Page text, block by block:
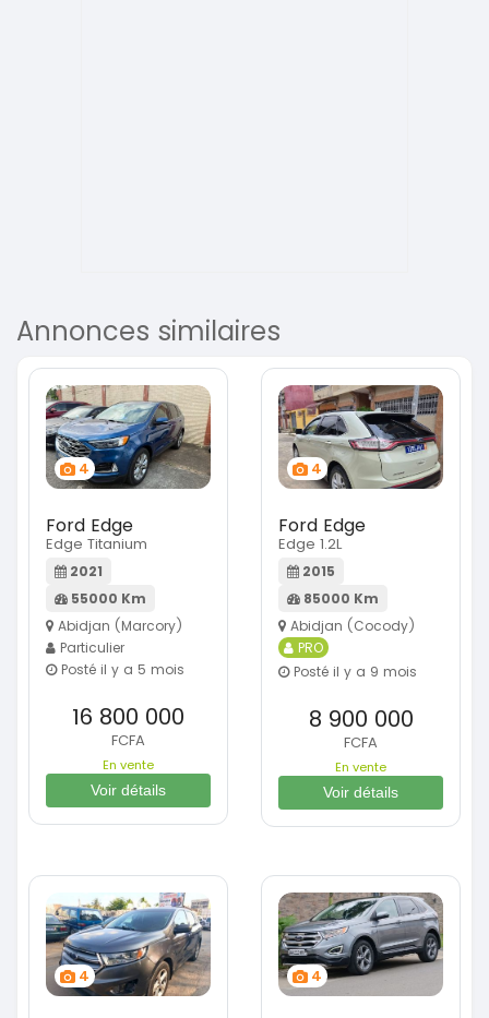
Annonces similaires
4
Ford Edge
Edge Titanium
2021
55000 Km
Abidjan (Marcory)
Particulier
Posté il y a 5 mois
16 800 000
FCFA
En vente
Voir détails
4
Ford Edge
Edge 1.2L
2015
85000 Km
Abidjan (Cocody)
PRO
Posté il y a 9 mois
8 900 000
FCFA
En vente
Voir détails
4 4